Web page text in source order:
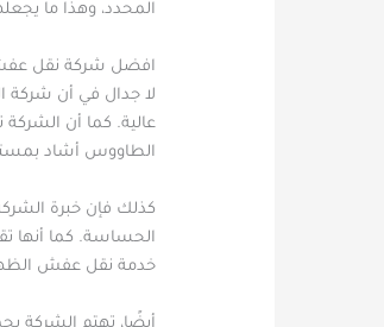
المحدد، وهذا ما
افضل شركة نقل
لا جدال في أن
عالية. كما أن
الطاووس أشاد
كذلك فإن خبرة
الحساسة. كما أنها
خدمة نقل عفش